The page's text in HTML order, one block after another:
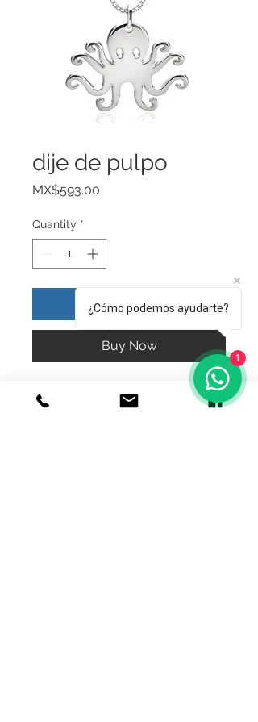
dije de pulpo
MX$593.00
Quantity *
Add to Cart
Buy Now
bonito dije de pulpo (no incluye
cadena)
¿Cómo podemos ayudarte?
1